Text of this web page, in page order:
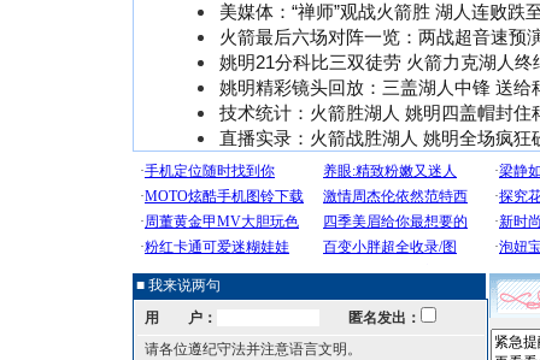
美媒体：“禅师”观战火箭胜 湖人连败跌
火箭最后六场对阵一览：两战超音速预
姚明21分科比三双徒劳 火箭力克湖人终
姚明精彩镜头回放：三盖湖人中锋 送给
技术统计：火箭胜湖人 姚明四盖帽封住
直播实录：火箭战胜湖人 姚明全场疯狂
■ 我来说两句
用 户：
匿名发出：
请各位遵纪守法并注意语言文明。